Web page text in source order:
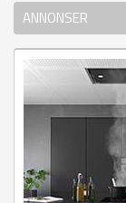
ANNONSER